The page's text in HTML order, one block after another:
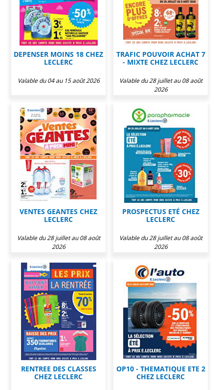
DEPENSER MOINS 18 CHEZ
LECLERC
Valable du 04 au 15 août 2026
TRAFIC POUVOIR ACHAT 7
- MIXTE CHEZ LECLERC
Valable du 28 juillet au 08 août
2026
VENTES GEANTES CHEZ
LECLERC
Valable du 28 juillet au 08 août
2026
PROSPECTUS ETÉ CHEZ
LECLERC
Valable du 28 juillet au 08 août
2026
RENTREE DES CLASSES
CHEZ LECLERC
OP10 - THEMATIQUE ETE 2
CHEZ LECLERC